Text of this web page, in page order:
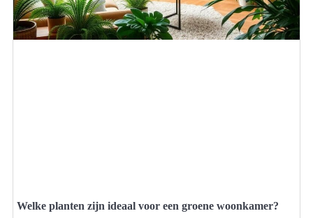
Welke planten zijn ideaal voor een groene woonkamer?